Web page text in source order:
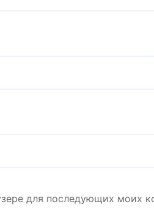
для последующих моих